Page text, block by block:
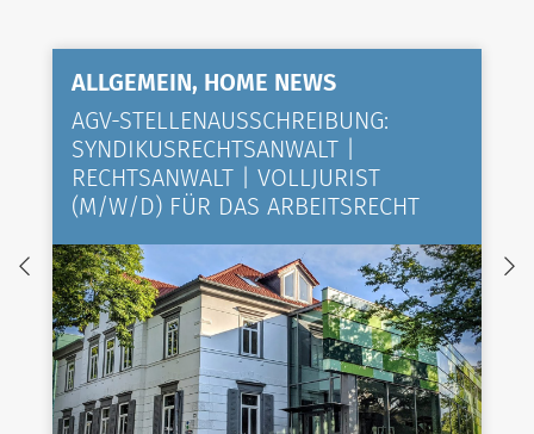
ALLGEMEIN, HOME NEWS
AGV-STELLENAUSSCHREIBUNG:
SYNDIKUSRECHTSANWALT |
RECHTSANWALT | VOLLJURIST
(M/W/D) FÜR DAS ARBEITSRECHT